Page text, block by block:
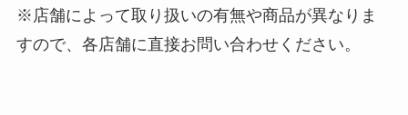
※店舗によって取り扱いの有無や商品が異なりま
すので、各店舗に直接お問い合わせください。